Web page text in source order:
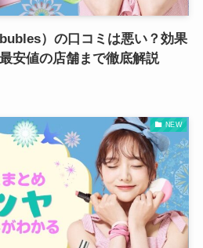
）の口コミは悪い？効果
安値の店舗まで徹底解説
NEW